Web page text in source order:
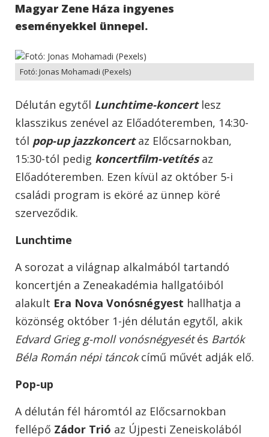
Magyar Zene Háza ingyenes
eseményekkel ünnepel.
Fotó: Jonas Mohamadi (Pexels)
Délután egytől Lunchtime-koncertlesz
klasszikus zenével az Előadóteremben, 14:30-
tól pop-up jazzkoncert az Előcsarnokban,
15:30-tól pedig koncertfilm-vetítés az
Előadóteremben. Ezen kívül az október 5-i
családi program is eköré az ünnep köré
szerveződik.
Lunchtime
A sorozat a világnap alkalmából tartandó
koncertjén a Zeneakadémia hallgatóiból
alakult Era Nova Vonósnégyest hallhatja a
közönség október 1-jén délután egytől, akik
Edvard Grieg g-moll vonósnégyesétés Bartók
Béla Román népi táncokcímű művét adják elő.
Pop-up
A délután fél háromtól az Előcsarnokban
fellépő Zádor Trió az Újpesti Zeneiskolából